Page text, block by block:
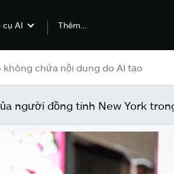
cụ AI Thêm…
người đồng tính New York